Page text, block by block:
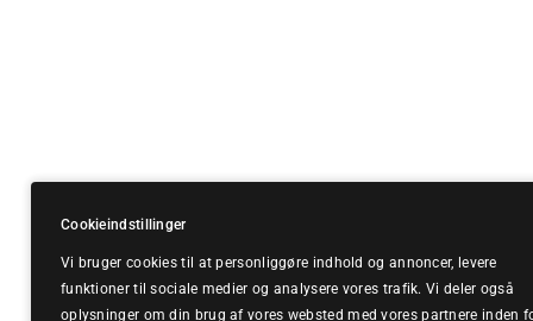
Cookieindstillinger
Vi bruger cookies til at personliggøre indhold og annoncer, levere
funktioner til sociale medier og analysere vores trafik. Vi deler også
oplysninger om din brug af vores websted med vores partnere inden